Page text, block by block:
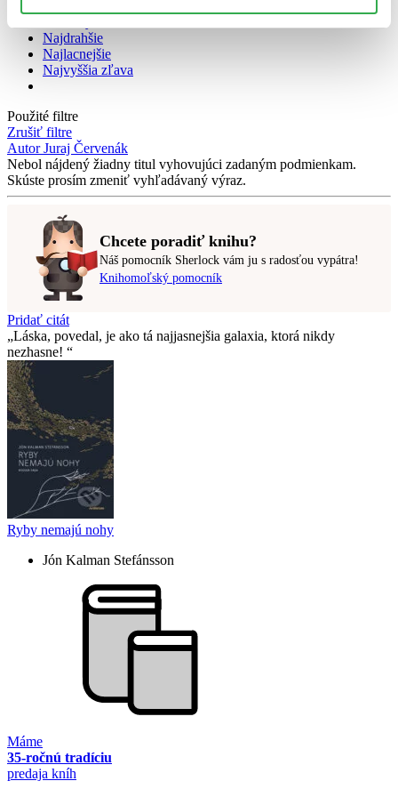
Najdrahšie
Najlacnejšie
Najvyššia zľava
Použité filtre
Zrušiť filtre
Autor Juraj Červenák
Nebol nájdený žiadny titul vyhovujúci zadaným podmienkam.
Skúste prosím zmeniť vyhľadávaný výraz.
Chcete poradiť knihu?
Náš pomocník Sherlock vám ju s radosťou vypátra!
Knihomoľský pomocník
Pridať citát
Láska, povedal, je ako tá najjasnejšia galaxia, ktorá nikdy
nezhasne!
Ryby nemajú nohy
Jón Kalman Stefánsson
Máme
35-ročnú tradíciu
predaja kníh